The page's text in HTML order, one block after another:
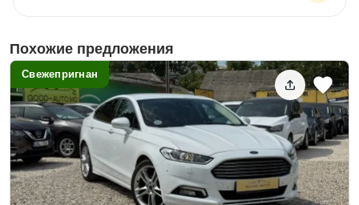
Похожие предложения
Свежепригнан